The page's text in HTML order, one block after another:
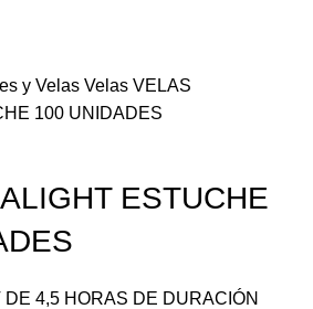
y Velas Velas VELAS
100 UNIDADES
ESTUCHE
4,5 HORAS DE DURACIÓN